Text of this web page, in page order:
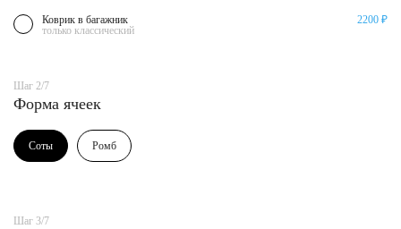
Коврик в багажник
только классический
2200 ₽
Шаг 2/7
Форма ячеек
Соты Ромб
Шаг 3/7